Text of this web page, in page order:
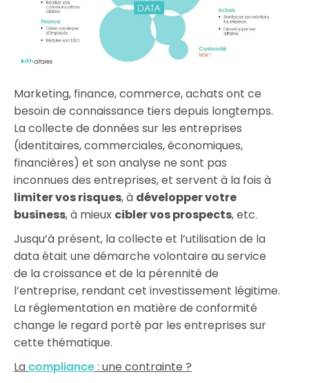
Marketing, finance, commerce, achats ont ce
besoin de connaissance tiers depuis longtemps.
La collecte de données sur les entreprises
(identitaires, commerciales, économiques,
financières) et son analyse ne sont pas
inconnues des entreprises, et servent à la fois à
limiter vos risques, à développer votre
business, à mieux cibler vos prospects, etc.
Jusqu’à présent, la collecte et l’utilisation de la
data était une démarche volontaire au service
de la croissance et de la pérennité de
l’entreprise, rendant cet investissement légitime.
La réglementation en matière de conformité
change le regard porté par les entreprises sur
cette thématique.
La compliance : une contrainte ?